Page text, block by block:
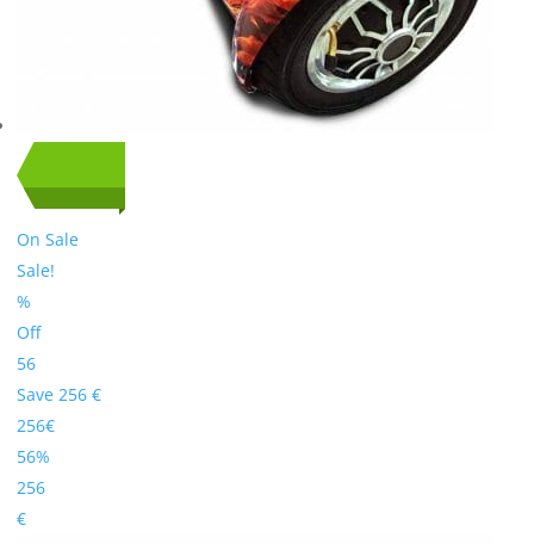
On Sale
Sale!
%
Off
56
Save 256 €
256€
56%
256
€